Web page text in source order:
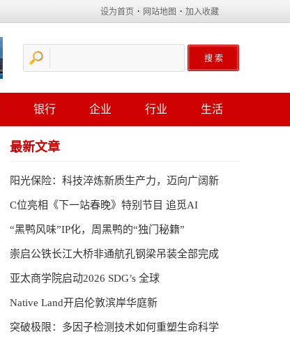
设为首页 · 网站地图 · 加入收藏
银行 企业 行业 生活
最新文章
阳光保险：科技淬炼新质生产力，迈向广阔新
C位亮相《下一站春晚》特别节目 追觅AI
“黑鸭风味”IP化，周黑鸭的“独门秘籍”
崇启公铁长江大桥非通航孔钢梁吊装全部完成
亚太商学院启动2026 SDG’s 全球
Native Land开启伦敦滨岸华庭新
突破极限：多因子检测技术如何重塑生命科学